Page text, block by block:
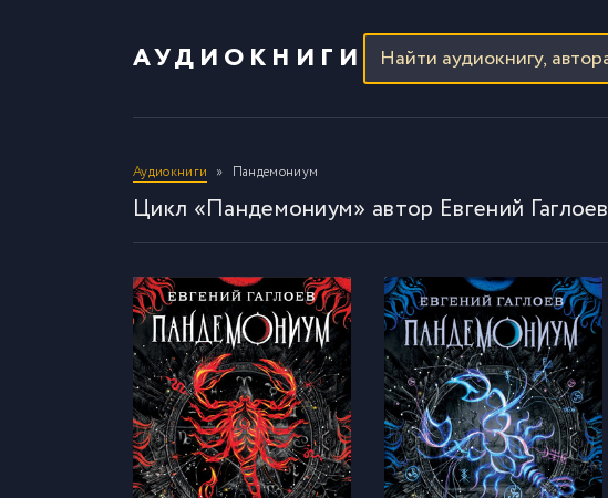
АУДИОКНИГИ
Аудиокниги Пaндемониум
Цикл «Пaндемониум» автор Евгений Гаглоев